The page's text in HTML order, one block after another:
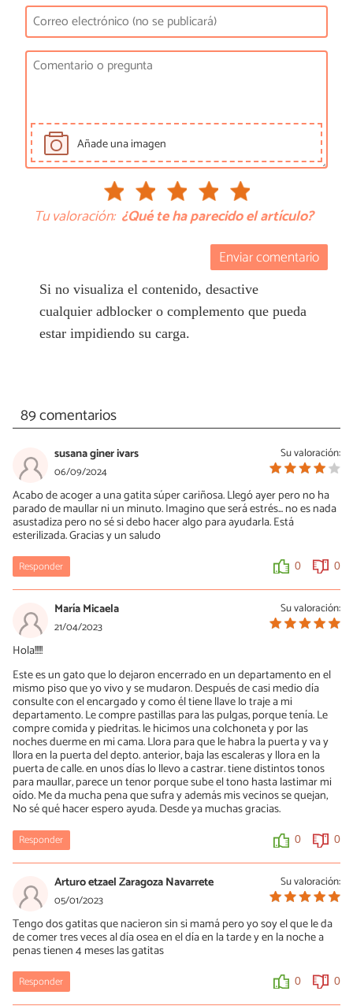
Añade una imagen
Tu valoración: ¿Qué te ha parecido el artículo?
Enviar comentario
Si no visualiza el contenido, desactive
cualquier adblocker o complemento que pueda
estar impidiendo su carga.
89 comentarios
Su valoración:
susana giner ivars
06/09/2024
Acabo de acoger a una gatita súper cariñosa. Llegó ayer pero no ha
parado de maullar ni un minuto. Imagino que será estrés... no es nada
asustadiza pero no sé si debo hacer algo para ayudarla. Está
esterilizada. Gracias y un saludo
Responder 0 0
Su valoración:
María Micaela
21/04/2023
Hola!!!!!
Este es un gato que lo dejaron encerrado en un departamento en el
mismo piso que yo vivo y se mudaron. Después de casi medio día
consulte con el encargado y como él tiene llave lo traje a mi
departamento. Le compre pastillas para las pulgas, porque tenía. Le
compre comida y piedritas. le hicimos una colchoneta y por las
noches duerme en mi cama. Llora para que le habra la puerta y va y
llora en la puerta del depto. anterior, baja las escaleras y llora en la
puerta de calle. en unos días lo llevo a castrar. tiene distintos tonos
para maullar, parece un tenor porque sube el tono hasta lastimar mi
oído. Me da mucha pena que sufra y además mis vecinos se quejan,
No sé qué hacer espero ayuda. Desde ya muchas gracias.
Responder 0 0
Su valoración:
Arturo etzael Zaragoza Navarrete
05/01/2023
Tengo dos gatitas que nacieron sin si mamá pero yo soy el que le da
de comer tres veces al día osea en el día en la tarde y en la noche a
penas tienen 4 meses las gatitas
Responder 0 0